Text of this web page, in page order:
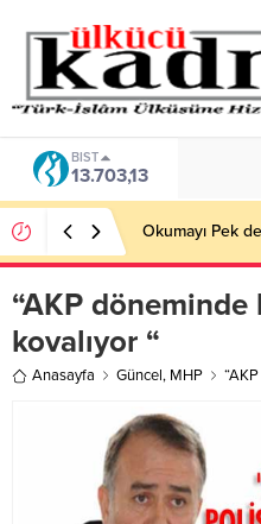
BIST
13.703,13
Okumayı Pek
“AKP döneminde
kovalıyor “
Anasayfa Güncel, MHP